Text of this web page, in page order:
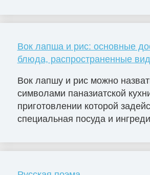
Вок лапша и рис: основные
блюда, распространенные
Вок лапшу и рис можно
символами паназиатской
приготовлении которой
специальная посуда и